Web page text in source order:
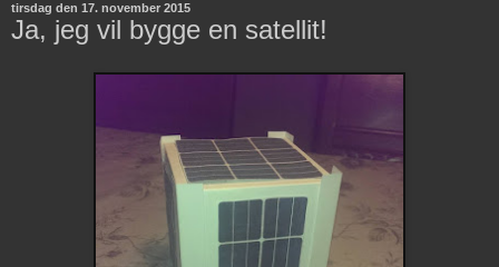
tirsdag den 17. november 2015
Ja, jeg vil bygge en satellit!